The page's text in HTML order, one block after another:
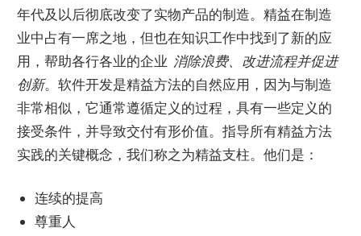
年代及以后彻底改变了实物产品的制造。精益在制造
业中占有一席之地，但也在知识工作中找到了新的应
用，帮助各行各业的企业 消除浪费、改进流程并促进
创新。软件开发是精益方法的自然应用，因为与制造
非常相似，它通常遵循定义的过程，具有一些定义的
接受条件，并导致交付有形价值。指导所有精益方法
实践的关键概念，我们称之为精益支柱。他们是：
连续的提高
尊重人